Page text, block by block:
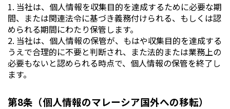
1. 当社は、個人情報を収集目的を達成するために必要な期
間、または関連法令に基づき義務付けられる、もしくは認
められる期間にわたり保管します。
2. 当社は、個人情報の保管が、もはや収集目的を達成する
うえで合理的に不要と判断され、また法的または業務上の
必要もないと認められる時点で、個人情報の保管を終了し
ます。
第8条（個人情報のマレーシア国外への移転）